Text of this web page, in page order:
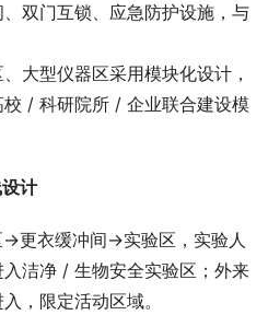
双门互锁、应急防护设施，与
大型仪器区采用模块化设计，
/ 科研院所 / 企业联合建设模
计
更衣缓冲间→实验区，实验人
洁净 / 生物安全实验区；外来
，限定活动区域。